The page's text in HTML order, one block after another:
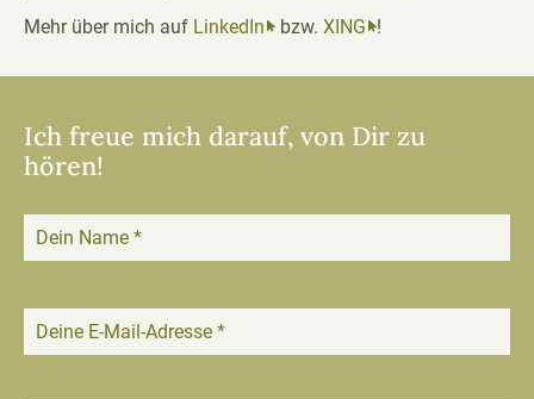
Mehr über mich auf LinkedIn bzw.XING !
Ich freue mich darauf, von Dir zu
hören!
Dein Name *
Deine E-Mail-Adresse *